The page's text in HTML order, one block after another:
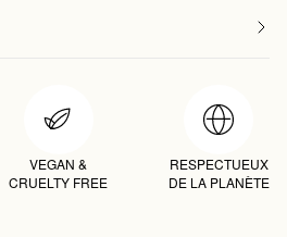
VEGAN &
CRUELTY FREE
RESPECTUEUX
DE LA PLANÈTE